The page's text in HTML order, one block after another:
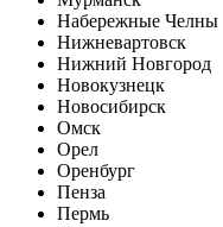
Набережные Челны
Нижневартовск
Нижний Новгород
Новокузнецк
Новосибирск
Омск
Орел
Оренбург
Пенза
Пермь